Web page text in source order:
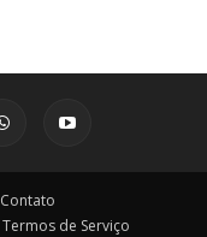
Contato
Termos de Serviço